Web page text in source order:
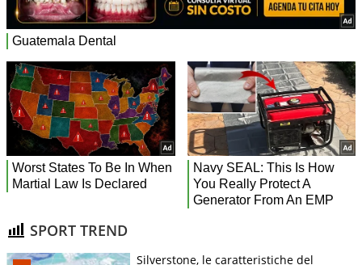
SPORT TREND
Silverstone, le caratteristiche del